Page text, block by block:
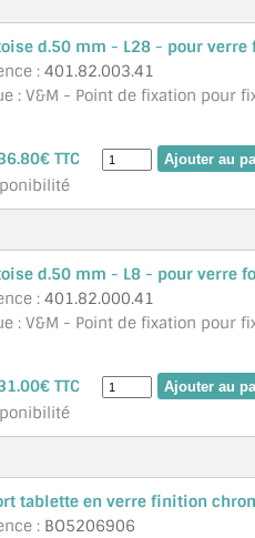
d.50 mm - L28 - pour
: 401.82.003.41
: V&M - Point de fixation pour
TTC
d.50 mm - L8 - pour verre
: 401.82.000.41
: V&M - Point de fixation pour
TTC
tablette en verre finition
: BO5206906